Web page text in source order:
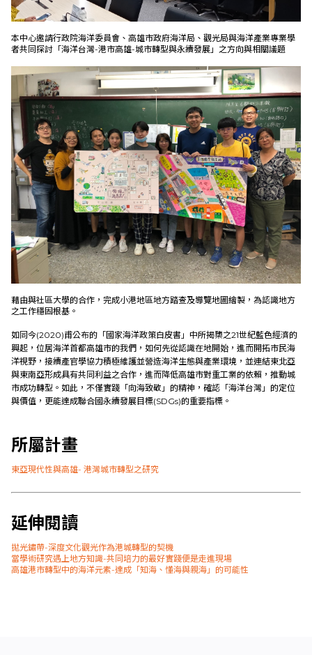
本中心邀請行政院海洋委員會、高雄市政府海洋局、觀光局與海洋產業專業學
者共同探討「海洋台灣-港市高雄-城市轉型與永續發展」之方向與相關議題
藉由與社區大學的合作，完成小港地區地方踏查及導覽地圖繪製，為認識地方
之工作穩固根基。
如同今(2020)甫公布的「國家海洋政策白皮書」中所揭櫫之21世紀藍色經濟的
興起，位居海洋首都高雄市的我們，如何先從認識在地開始，進而開拓市民海
洋視野，接續產官學協力積極維護並營造海洋生態與產業環境，並連結東北亞
與東南亞形成具有共同利益之合作，進而降低高雄市對重工業的依賴，推動城
市成功轉型。如此，不僅實踐「向海致敬」的精神，確認「海洋台灣」的定位
與價值，更能達成聯合國永續發展目標(SDGs)的重要指標。
所屬計畫
東亞現代性與高雄- 港灣城市轉型之研究
延伸閱讀
拋光鏽帶-深度文化觀光作為港城轉型的契機
當學術研究遇上地方知識-共同培力的最好實踐便是走進現場
高雄港市轉型中的海洋元素-達成「知海、懂海與親海」的可能性